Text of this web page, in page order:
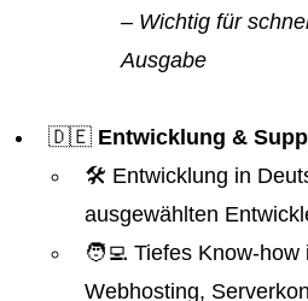
– Wichtig für
Ausgabe
🇩🇪 Entwicklung &
🛠️ Entwicklung in
ausgewählten
🧑‍💻 Tiefes Know-how
Webhosting,